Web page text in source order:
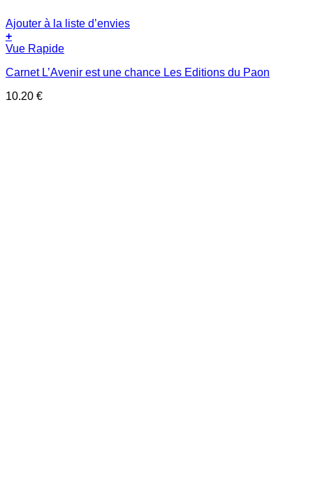
Ajouter à la liste d’envies
+
Vue Rapide
Carnet L’Avenir est une chance Les Editions du Paon
10.20 €